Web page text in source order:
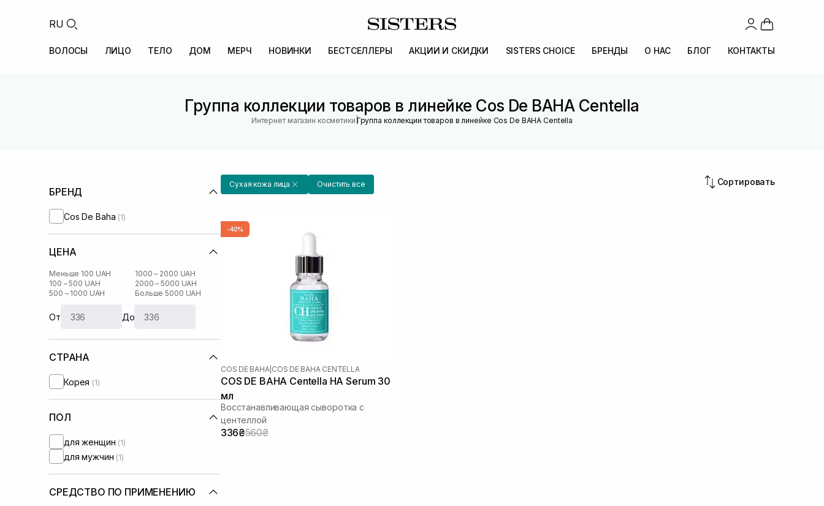
RU
ВОЛОСЫ ЛИЦО ТЕЛО ДОМ МЕРЧ НОВИНКИ БЕСТСЕЛЛЕРЫ АКЦИИ И СКИДКИ SISTERS CHOICE БРЕНДЫ О НАС БЛОГ КОНТАКТЫ
Группа коллекции товаров в линейке Cos De BAHA Centella
Интернет магазин косметики |Группа коллекции товаров в линейке Cos De BAHA Centella
БРЕНД
Cos De Baha (1)
ЦЕНА
Меньше 100 UAH
100 – 500 UAH
500 – 1000 UAH
1000 – 2000 UAH
2000 – 5000 UAH
Больше 5000 UAH
От До
СТРАНА
Корея (1)
ПОЛ
для женщин (1)
для мужчин (1)
СРЕДСТВО ПО ПРИМЕНЕНИЮ
Сухая кожа лица Очистить все Сортировать
-40%
COS DE BAHA COS DE BAHA CENTELLA
COS DE BAHA Centella HA Serum 30
мл
Восстанавливающая сыворотка с
центеллой
336₴560₴